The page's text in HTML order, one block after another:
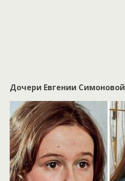
Дочери Евгении Симоновой